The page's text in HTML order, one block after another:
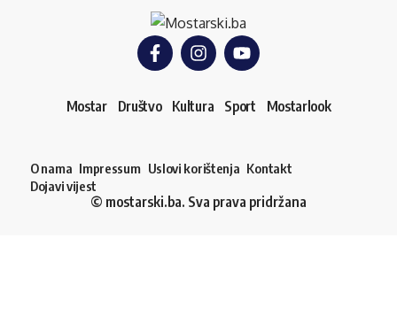
Mostar Društvo Kultura Sport Mostarlook
O nama Impressum Uslovi korištenja Kontakt
Dojavi vijest
© mostarski.ba. Sva prava pridržana